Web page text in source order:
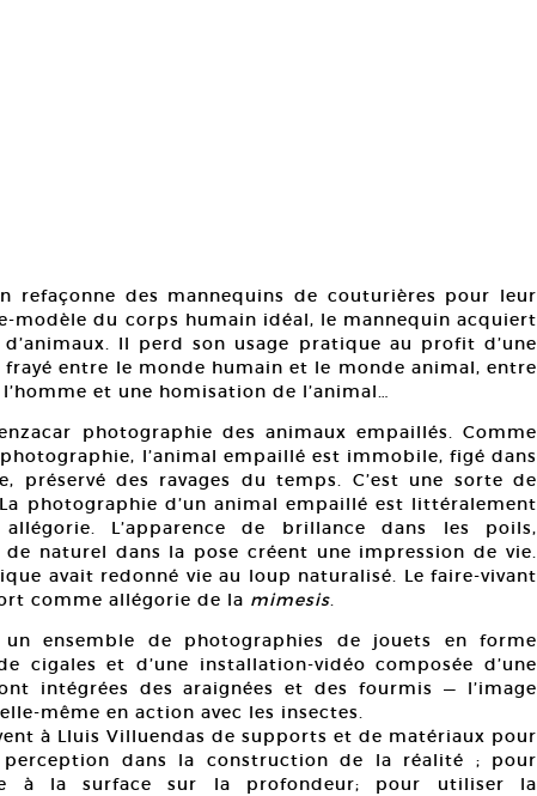
refaçonne des mannequins de couturières pour leur
modèle du corps humain idéal, le mannequin acquiert
Il perd son usage pratique au profit d’une
entre le monde humain et le monde animal, entre
et une homisation de l’animal…
photographie des animaux empaillés. Comme
l’animal empaillé est immobile, figé dans
préservé des ravages du temps. C’est une sorte de
photographie d’un animal empaillé est littéralement
L’apparence de brillance dans les poils,
naturel dans la pose créent une impression de vie.
avait redonné vie au loup naturalisé. Le faire-vivant
comme allégorie de la mimesis.
ensemble de photographies de jouets en forme
cigales et d’une installation-vidéo composée d’une
intégrées des araignées et des fourmis — l’image
même en action avec les insectes.
à Lluis Villuendas de supports et de matériaux pour
dans la construction de la réalité ; pour
à la surface sur la profondeur; pour utiliser la